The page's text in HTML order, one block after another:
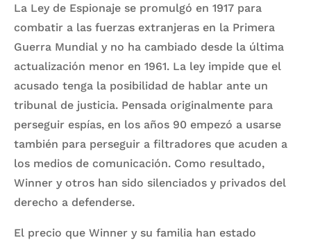
La Ley de Espionaje se promulgó en 1917 para
combatir a las fuerzas extranjeras en la Primera
Guerra Mundial y no ha cambiado desde la última
actualización menor en 1961. La ley impide que el
acusado tenga la posibilidad de hablar ante un
tribunal de justicia. Pensada originalmente para
perseguir espías, en los años 90 empezó a usarse
también para perseguir a filtradores que acuden a
los medios de comunicación. Como resultado,
Winner y otros han sido silenciados y privados del
derecho a defenderse.
El precio que Winner y su familia han estado